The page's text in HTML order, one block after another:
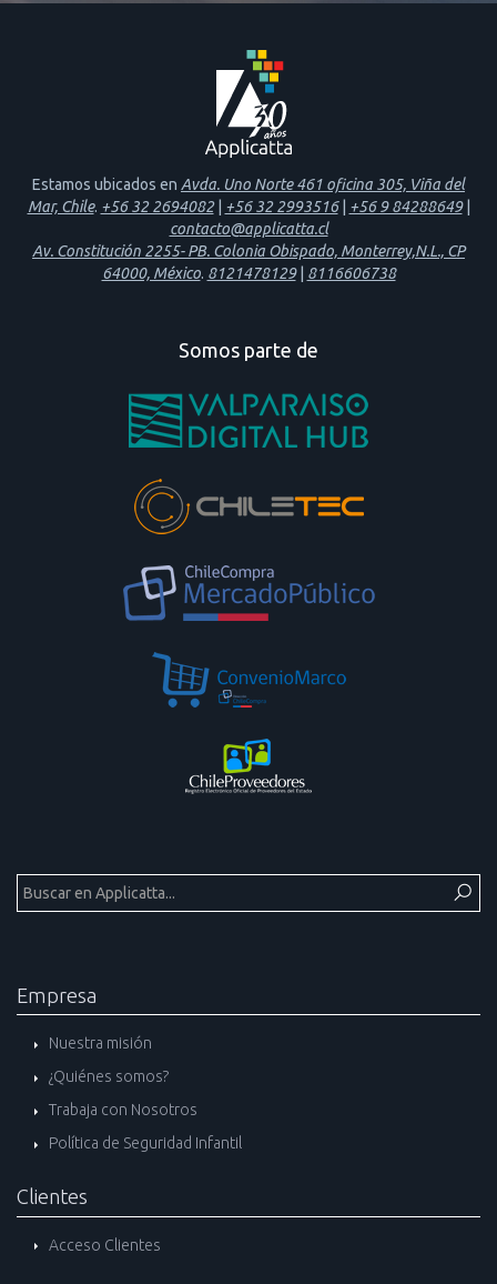
Estamos ubicados en Avda. Uno Norte 461 oficina 305, Viña del
Mar, Chile. +56 32 2694082| +56 32 2993516| +56 9 84288649|
contacto@applicatta.cl
Av. Constitución 2255- PB. Colonia Obispado, Monterrey,N.L., CP
64000, México. 8121478129| 8116606738
Somos parte de
Empresa
Nuestra misión
¿Quiénes somos?
Trabaja con Nosotros
Política de Seguridad Infantil
Clientes
Acceso Clientes